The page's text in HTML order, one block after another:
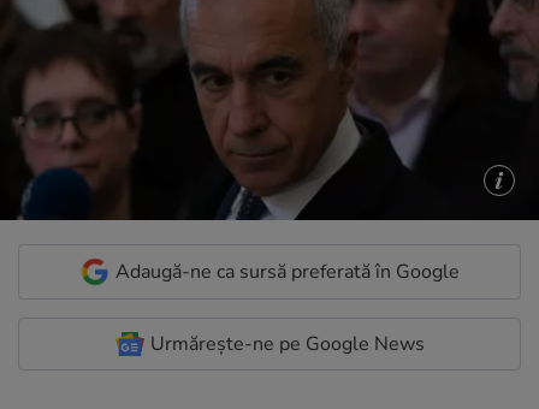
Adaugă-ne ca sursă preferată în Google
Urmărește-ne pe Google News